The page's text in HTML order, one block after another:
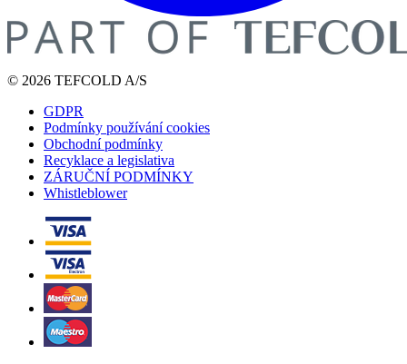
© 2026 TEFCOLD A/S
GDPR
Podmínky používání cookies
Obchodní podmínky
Recyklace a legislativa
ZÁRUČNÍ PODMÍNKY
Whistleblower